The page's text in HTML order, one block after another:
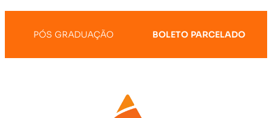
PÓS GRADUAÇÃO BOLETO PARCELADO